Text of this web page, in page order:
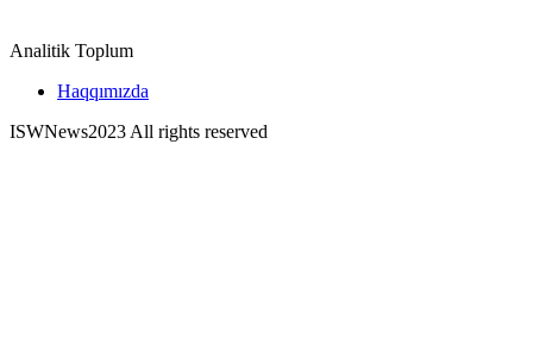
Analitik Toplum
Haqqımızda
ISWNews2023 All rights reserved